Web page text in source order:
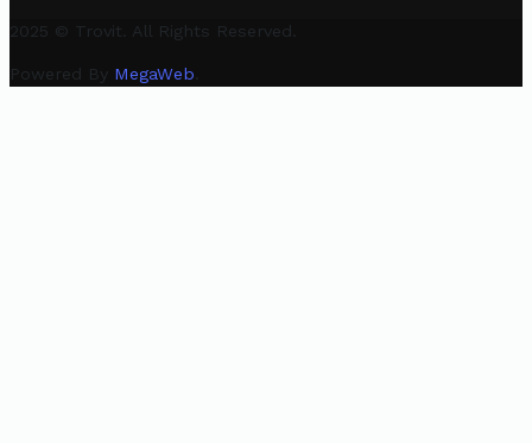
2025 © Trovit. All Rights Reserved.
Powered By MegaWeb